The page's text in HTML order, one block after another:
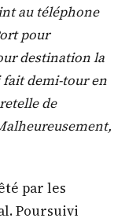
au téléphone
pour
destination la
fait demi-tour en
de
par les
Poursuivi